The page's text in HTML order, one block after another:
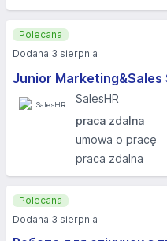
Junior Marketing&Sales
SalesHR
praca zdalna
umowa o pracę
praca zdalna
Polecana
Dodana 3 sierpnia
Polecana
Dodana 3 sierpnia